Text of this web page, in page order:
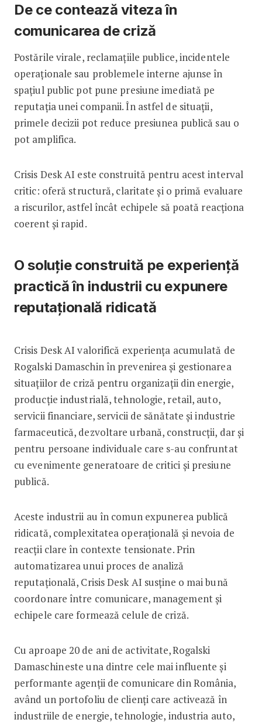
De ce contează viteza în
comunicarea de criză
Postările virale, reclamațiile publice, incidentele
operaționale sau problemele interne ajunse în
spațiul public pot pune presiune imediată pe
reputația unei companii. În astfel de situații,
primele decizii pot reduce presiunea publică sau o
pot amplifica.
Crisis Desk AI este construită pentru acest interval
critic: oferă structură, claritate și o primă evaluare
a riscurilor, astfel încât echipele să poată reacționa
coerent și rapid.
O soluție construită pe experiență
practică în industrii cu expunere
reputațională ridicată
Crisis Desk AI valorifică experiența acumulată de
Rogalski Damaschin în prevenirea și gestionarea
situațiilor de criză pentru organizații din energie,
producție industrială, tehnologie, retail, auto,
servicii financiare, servicii de sănătate și industrie
farmaceutică, dezvoltare urbană, construcții, dar și
pentru persoane individuale care s-au confruntat
cu evenimente generatoare de critici și presiune
publică.
Aceste industrii au în comun expunerea publică
ridicată, complexitatea operațională și nevoia de
reacții clare în contexte tensionate. Prin
automatizarea unui proces de analiză
reputațională, Crisis Desk AI susține o mai bună
coordonare între comunicare, management și
echipele care formează celule de criză.
Cu aproape 20 de ani de activitate, Rogalski
Damaschin este una dintre cele mai influente și
performante agenții de comunicare din România,
având un portofoliu de clienți care activează în
industriile de energie, tehnologie, industria auto,